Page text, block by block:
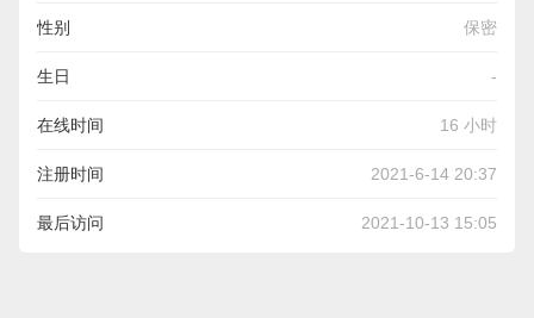
性别 保密
生日 -
在线时间 16 小时
注册时间 2021-6-14 20:37
最后访问 2021-10-13 15:05